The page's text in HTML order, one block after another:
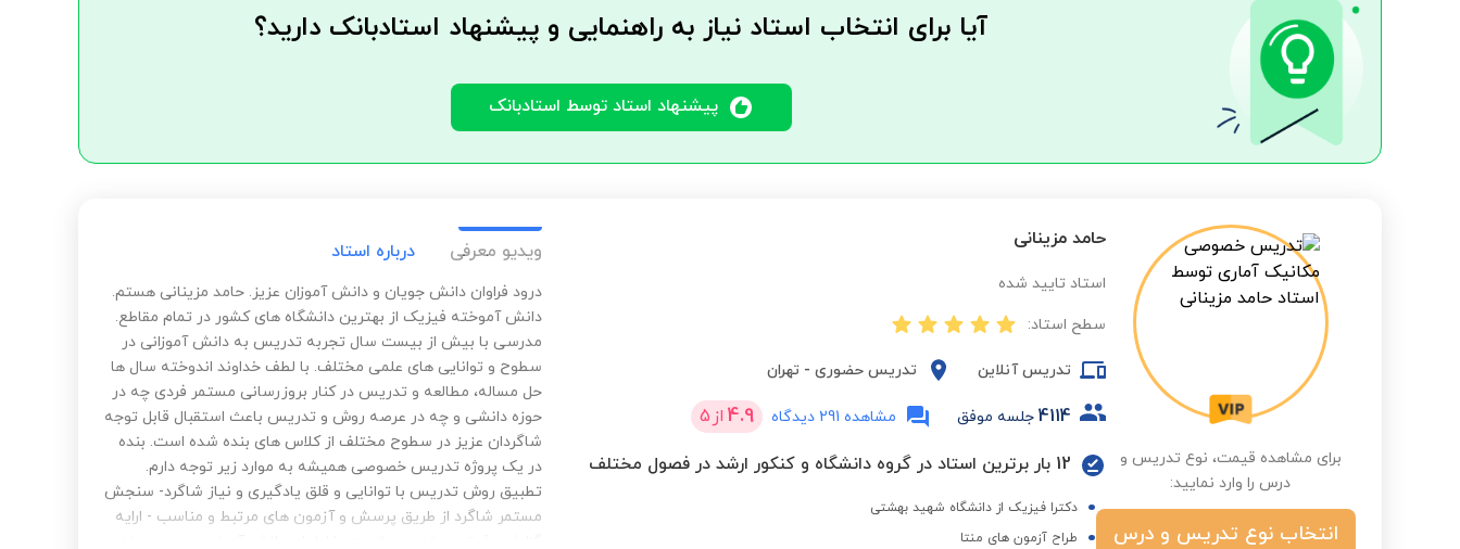
آیا برای انتخاب استاد نیاز به راهنمایی و پیشنهاد استادبانک دارید؟
پیشنهاد استاد توسط استادبانک
برای مشاهده قیمت، نوع تدریس و
درس را وارد نمایید:
انتخاب نوع تدریس و درس
حامد مزینانی
استاد تایید شده
سطح استاد:
تدریس آنلاین تدریس حضوری - تهران
4114 جلسه موفق مشاهده 291 دیدگاه 4.9 از 5
12 بار برترین استاد در گروه دانشگاه و کنکور ارشد در فصول مختلف
دکترا فیزیک از دانشگاه شهید بهشتی
طراح آزمون های منتا
ویدیو معرفی درباره استاد
درود‌ فراوان دانش جویان و دانش آموزان عزیز. حامد مزینانی هستم.
دانش آموخته فیزیک‌ از بهترین دانشگاه های کشور در تمام مقاطع.
مدرسی با بیش از بیست سال تجربه تدریس به دانش آموزانی در
سطوح و توانایی های علمی مختلف. با لطف خداوند اندوخته سال ها
حل مساله، مطالعه و تدریس در کنار بروزرسانی مستمر فردی چه در
حوزه دانشی و چه در عرصه روش و تدریس باعث استقبال قابل توجه
شاگردان عزیز در سطوح مختلف از کلاس های بنده شده است. بنده
در یک‌ پروژه تدریس خصوصی همیشه به موارد زیر توجه دارم.
تطبیق روش تدریس با توانایی و قلق یادگیری و نیاز شاگرد- سنجش
مستمر شاگرد از طریق پرسش و آزمون های مرتبط و مناسب - ارایه